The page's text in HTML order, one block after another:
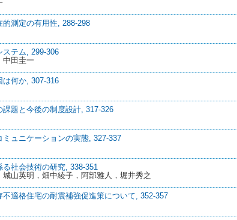
測定の有用性, 288-298
テム, 299-306
中田圭一
は何か, 307-316
題と今後の制度設計, 317-326
ュニケーションの実態, 327-337
社会技術の研究, 338-351
山英明，畑中綾子，阿部雅人，堀井秀之
適格住宅の耐震補強促進策について, 352-357